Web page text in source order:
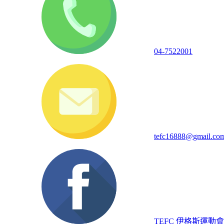
04-7522001
TEFC 伊格斯運動